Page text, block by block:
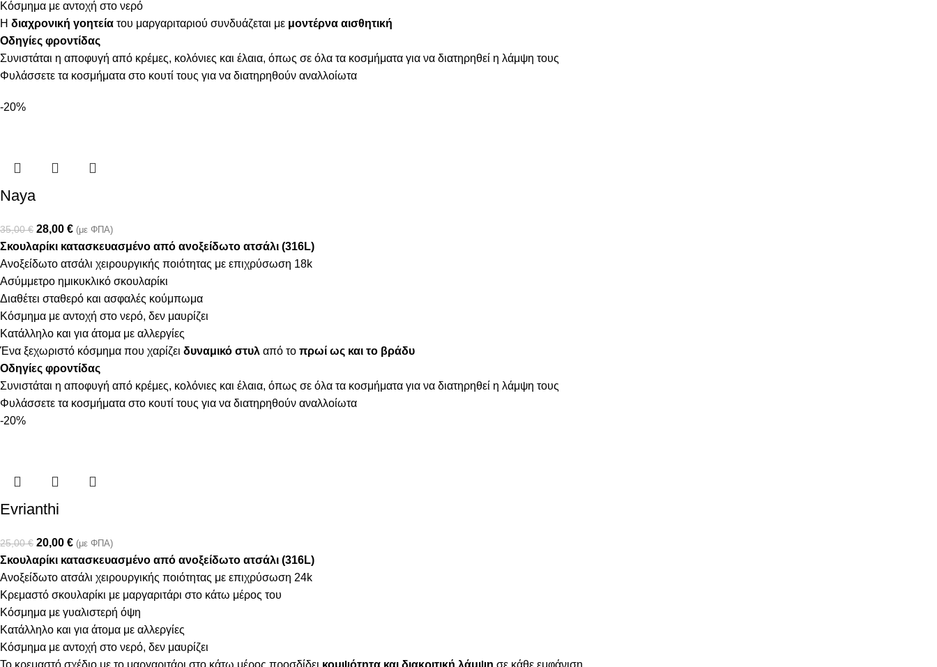
Κόσμημα με αντοχή στο νερό
Η διαχρονική γοητεία του μαργαριταριού συνδυάζεται με μοντέρνα αισθητική
Οδηγίες φροντίδας
Συνιστάται η αποφυγή από κρέμες, κολόνιες και έλαια, όπως σε όλα τα κοσμήματα για να διατηρηθεί η λάμψη τους
Φυλάσσετε τα κοσμήματα στο κουτί τους για να διατηρηθούν αναλλοίωτα
-20%
Naya
35,00€ 28,00 € (με ΦΠΑ)
Σκουλαρίκι κατασκευασμένο από ανοξείδωτο ατσάλι (316L)
Ανοξείδωτο ατσάλι χειρουργικής ποιότητας με επιχρύσωση 18k
Ασύμμετρο ημικυκλικό σκουλαρίκι
Διαθέτει σταθερό και ασφαλές κούμπωμα
Κόσμημα με αντοχή στο νερό, δεν μαυρίζει
Κατάλληλο και για άτομα με αλλεργίες
Ένα ξεχωριστό κόσμημα που χαρίζει δυναμικό στυλ από το πρωί ως και το βράδυ
Οδηγίες φροντίδας
Συνιστάται η αποφυγή από κρέμες, κολόνιες και έλαια, όπως σε όλα τα κοσμήματα για να διατηρηθεί η λάμψη τους
Φυλάσσετε τα κοσμήματα στο κουτί τους για να διατηρηθούν αναλλοίωτα
-20%
Evrianthi
25,00€ 20,00 € (με ΦΠΑ)
Σκουλαρίκι κατασκευασμένο από ανοξείδωτο ατσάλι (316L)
Ανοξείδωτο ατσάλι χειρουργικής ποιότητας με επιχρύσωση 24k
Κρεμαστό σκουλαρίκι με μαργαριτάρι στο κάτω μέρος του
Κόσμημα με γυαλιστερή όψη
Κατάλληλο και για άτομα με αλλεργίες
Κόσμημα με αντοχή στο νερό, δεν μαυρίζει